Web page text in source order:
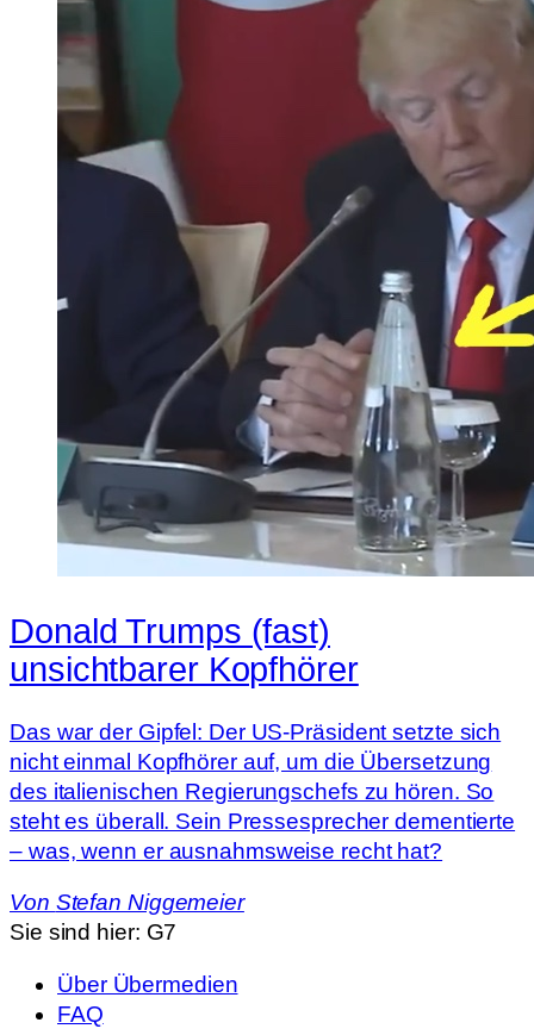
Donald Trumps (fast)
unsichtbarer Kopfhörer
Das war der Gipfel: Der US-Präsident setzte sich
nicht einmal Kopfhörer auf, um die Übersetzung
des italienischen Regierungschefs zu hören. So
steht es überall. Sein Pressesprecher dementierte
– was, wenn er ausnahmsweise recht hat?
Von Stefan Niggemeier
Sie sind hier: G7
Über Übermedien
FAQ